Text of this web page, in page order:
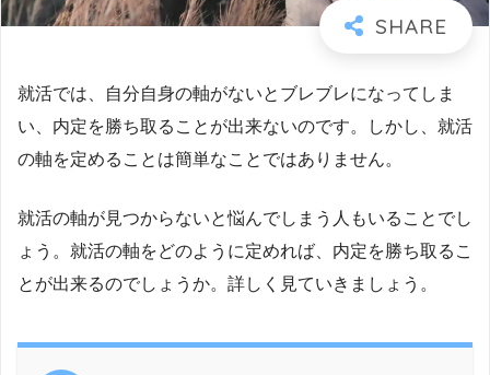
就活では、自分自身の軸がないとブレブレになってしま
い、内定を勝ち取ることが出来ないのです。しかし、就活
の軸を定めることは簡単なことではありません。
就活の軸が見つからないと悩んでしまう人もいることでし
ょう。就活の軸をどのように定めれば、内定を勝ち取るこ
とが出来るのでしょうか。詳しく見ていきましょう。